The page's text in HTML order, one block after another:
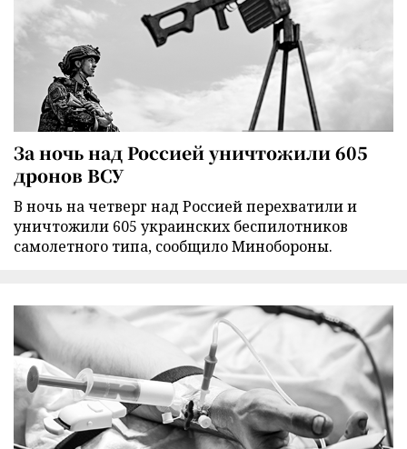
За ночь над Россией уничтожили 605
дронов ВСУ
В ночь на четверг над Россией перехватили и
уничтожили 605 украинских беспилотников
самолетного типа, сообщило Минобороны.